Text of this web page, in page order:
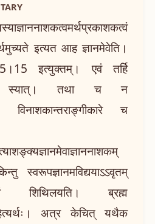
इत्यत आह ज्ञानमेवेति।
5।15 इत्युक्तम्। एवं तर्हि
स्यात्। तथा च न
विनाशकान्तराङ्गीकारे च
स्वरूपज्ञानमविद्ययाऽऽवृतम्
शिथिलयति। ब्रह्म
अत्र केचित् यथैक